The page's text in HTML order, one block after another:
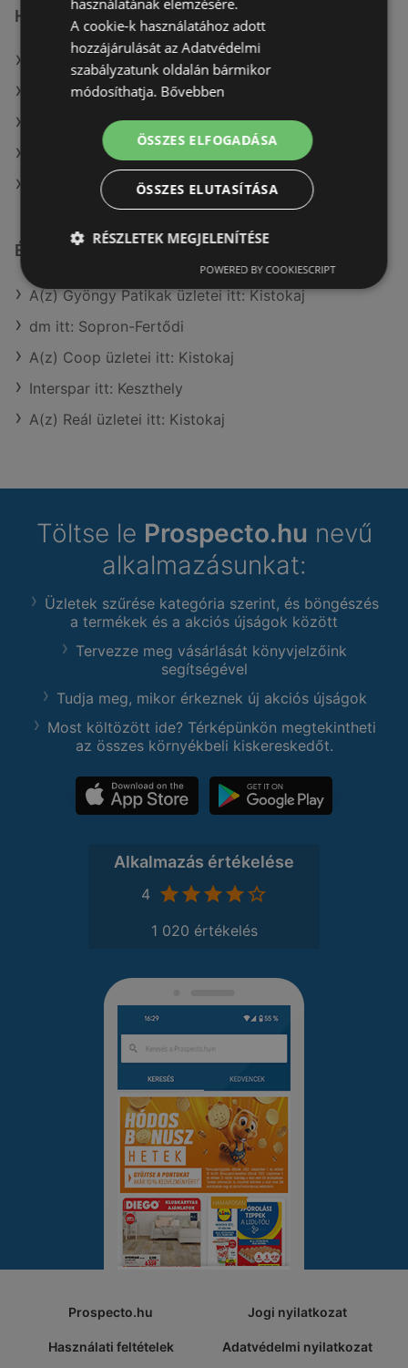
Hasonló kiskereskedők
A(z) COOP Szolnok Zrt. ajánlatai
A(z) ALDI ajánlatai
A(z) Príma ajánlatai
A(z) Family Frost ajánlatai
A(z) FullDiszkont ajánlatai
Érdeklődésre számot tartó elemek itt:
A(z) Gyöngy Patikak üzletei itt: Kistokaj
dm itt: Sopron-Fertődi
A(z) Coop üzletei itt: Kistokaj
Interspar itt: Keszthely
A(z) Reál üzletei itt: Kistokaj
Töltse le Prospecto.hu nevű
alkalmazásunkat:
Üzletek szűrése kategória szerint, és böngészés
a termékek és a akciós újságok között
Tervezze meg vásárlását könyvjelzőink
segítségével
Tudja meg, mikor érkeznek új akciós újságok
Most költözött ide? Térképünkön megtekintheti
az összes környékbeli kiskereskedőt.
Alkalmazás értékelése
4
1 020 értékelés
Prospecto.hu Jogi nyilatkozat
Használati feltételek Adatvédelmi nyilatkozat
használatának elemzésére.
A cookie-k használatához adott
hozzájárulását az Adatvédelmi
szabályzatunk oldalán bármikor
módosíthatja. Bővebben
ÖSSZES ELFOGADÁSA
ÖSSZES ELUTASÍTÁSA
RÉSZLETEK MEGJELENÍTÉSE
POWERED BY COOKIESCRIPT